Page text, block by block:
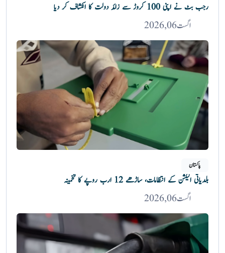
رجب بٹ نے اپنی 100 کروڑ سے زائد دولت کا انکشاف کر دیا
اگست 06, 2026
پاکستان
بلدیاتی الیکشن کے انتظامات، ساڑھے 12 ارب روپے کا تخمینہ
اگست 06, 2026